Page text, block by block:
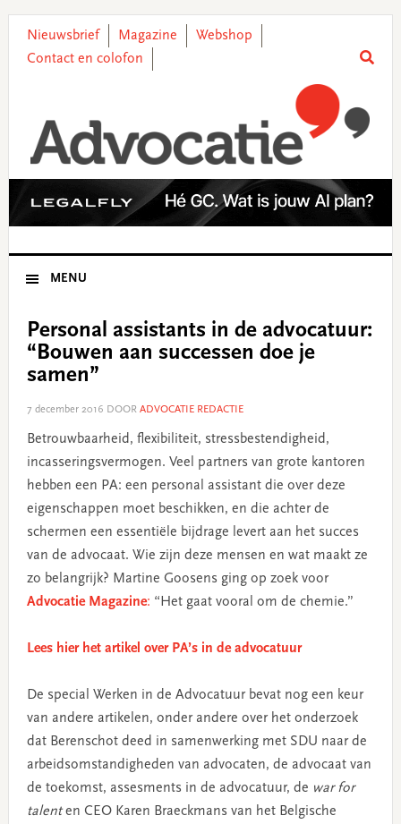
primary
main
primary
footer
Nieuwsbrief Magazine
Webshop
Contact en colofon
MENU
Personal assistants in de advocatuur:
“Bouwen aan successen doe je
samen”
7 december 2016 DOOR ADVOCATIE REDACTIE
Betrouwbaarheid, flexibiliteit, stressbestendigheid,
incasseringsvermogen. Veel partners van grote kantoren
hebben een PA: een personal assistant die over deze
eigenschappen moet beschikken, en die achter de
schermen een essentiële bijdrage levert aan het succes
van de advocaat. Wie zijn deze mensen en wat maakt ze
zo belangrijk? Martine Goosens ging op zoek voor
Advocatie Magazine: “Het gaat vooral om de chemie.”
Lees hier het artikel over PA’s in de advocatuur
De special Werken in de Advocatuur bevat nog een keur
van andere artikelen, onder andere over het onderzoek
dat Berenschot deed in samenwerking met SDU naar de
arbeidsomstandigheden van advocaten, de advocaat van
de toekomst, assesments in de advocatuur, de war for
talenten CEO Karen Braeckmans van het Belgische